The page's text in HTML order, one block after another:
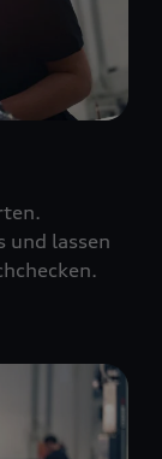
und lassen